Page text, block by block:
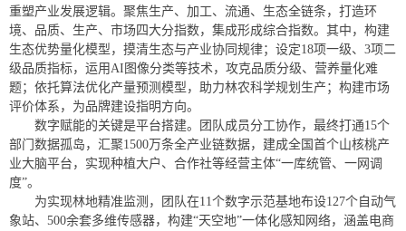
重塑产业发展逻辑。聚焦生产、加工、流通、生态全链条，打造环
境、品质、生产、市场四大分指数，集成形成综合指数。其中，构建
生态优势量化模型，摸清生态与产业协同规律；设定18项一级、3项二
级品质指标，运用AI图像分类等技术，攻克品质分级、营养量化难
题；依托算法优化产量预测模型，助力林农科学规划生产；构建市场
评价体系，为品牌建设指明方向。
数字赋能的关键是平台搭建。团队成员分工协作，最终打通15个
部门数据孤岛，汇聚1500万条全产业链数据，建成全国首个山核桃产
业大脑平台，实现种植大户、合作社等经营主体“一库统管、一网调
度”。
为实现林地精准监测，团队在11个数字示范基地布设127个自动气
象站、500余套多维传感器，构建“天空地”一体化感知网络，涵盖电商